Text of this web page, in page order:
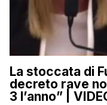
La stoccata di
decreto rave
3 l’anno” |